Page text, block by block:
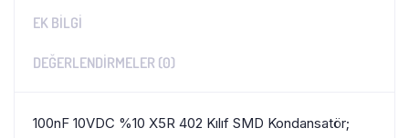
EK BILGI
DEĞERLENDIRMELER (0)
100nF 10VDC %10 X5R 402 Kılıf SMD Kondansatör;